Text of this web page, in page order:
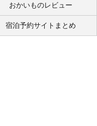
おかいものレビュー
宿泊予約サイトまとめ